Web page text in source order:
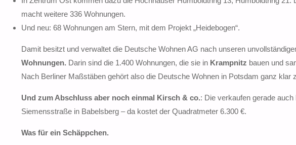
macht weitere 336 Wohnungen.
Und neu: 68 Wohnungen am Stern, mit dem Projekt „Heidebogen“.
Damit besitzt und verwaltet die Deutsche Wohnen AG nach unseren
Wohnungen. Darin sind die 1.400 Wohnungen, die sie in Krampnitz bauen und
Nach Berliner Maßstäben gehört also die Deutsche Wohnen in Potsdam ganz klar
Und zum Abschluss aber noch einmal Kirsch & co.: Die verkaufen gerade
Siemensstraße in Babelsberg – da kostet der Quadratmeter 6.300 €.
Was für ein Schäppchen.